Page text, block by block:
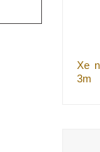
Xe
3m